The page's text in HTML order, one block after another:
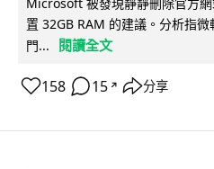
Microsoft 被發現靜靜刪除官方
置 32GB RAM 的建議。分析指
門...
閱讀全文
158 15 ↗ 分享